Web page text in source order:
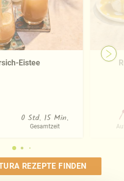
Eistee
0 Std. 15 Min.
Gesamtzeit
REZEPTE FINDEN